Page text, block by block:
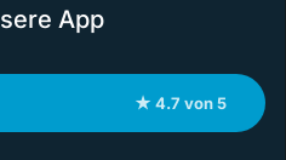
App
★ 4.7 von 5